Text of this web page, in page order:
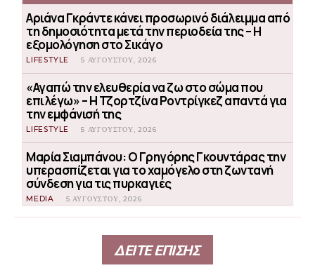
Αριάνα Γκράντε κάνει προσωρινό διάλειμμα από
τη δημοσιότητα μετά την περιοδεία της – Η
εξομολόγηση στο Σικάγο
LIFESTYLE 5 ΑΥΓΟΎΣΤΟΥ, 2026
«Αγαπώ την ελευθερία να ζω στο σώμα που
επιλέγω» – Η Τζορτζίνα Ροντρίγκεζ απαντά για
την εμφάνισή της
LIFESTYLE 5 ΑΥΓΟΎΣΤΟΥ, 2026
Μαρία Σιαμπάνου: Ο Γρηγόρης Γκουντάρας την
υπερασπίζεται για το χαμόγελο στη ζωντανή
σύνδεση για τις πυρκαγιές
MEDIA 5 ΑΥΓΟΎΣΤΟΥ, 2026
ΔΕΙΤΕ ΕΠΙΣΗΣ